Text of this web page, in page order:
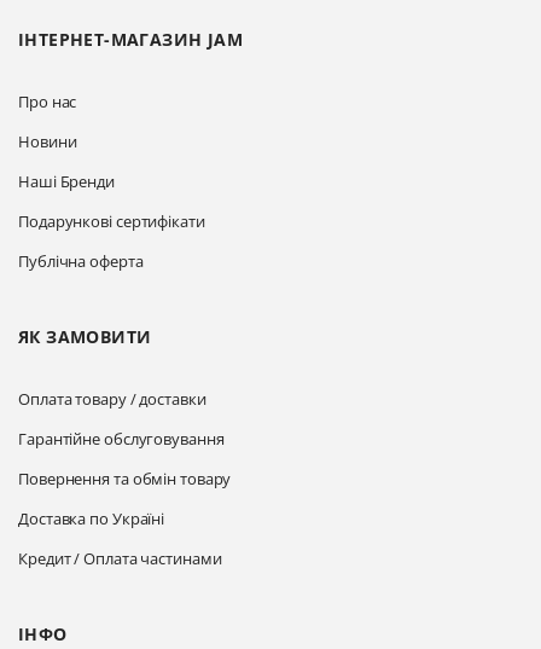
ІНТЕРНЕТ-МАГАЗИН JAM
Про нас
Новини
Наші Бренди
Подарункові сертифікати
Публічна оферта
ЯК ЗАМОВИТИ
Оплата товару / доставки
Гарантійне обслуговування
Повернення та обмін товару
Доставка по Україні
Кредит / Оплата частинами
ІНФО